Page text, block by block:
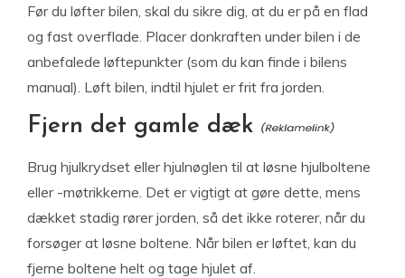
Før du løfter bilen, skal du sikre dig, at du er på en flad
og fast overflade. Placer donkraften under bilen i de
anbefalede løftepunkter (som du kan finde i bilens
manual). Løft bilen, indtil hjulet er frit fra jorden.
Fjern det gamle dæk
Brug hjulkrydset eller hjulnøglen til at løsne hjulboltene
eller -møtrikkerne. Det er vigtigt at gøre dette, mens
dækket stadig rører jorden, så det ikke roterer, når du
forsøger at løsne boltene. Når bilen er løftet, kan du
fjerne boltene helt og tage hjulet af.